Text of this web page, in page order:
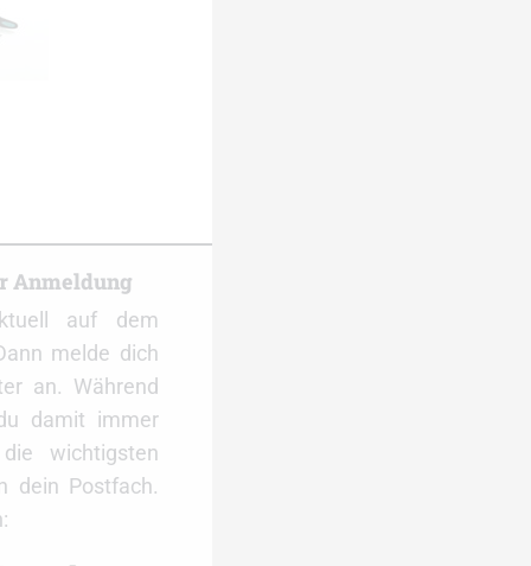
Anmeldung
auf dem
melde dich
an. Während
damit immer
wichtigsten
dein Postfach.